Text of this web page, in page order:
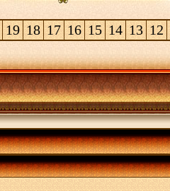
12
13
14
15
16
17
18
19